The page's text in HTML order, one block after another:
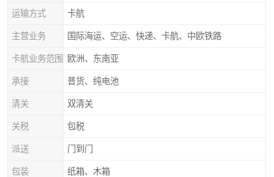
运输方式 卡航
主营业务 国际海运、空运、快递、卡航、中欧铁路
卡航业务范围 欧洲、东南亚
承接 普货、纯电池
清关 双清关
关税 包税
派送 门到门
包装 纸箱、木箱